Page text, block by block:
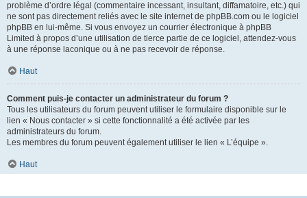
problème d’ordre légal (commentaire incessant, insultant, diffamatoire, etc.) qui
ne sont pas directement reliés avec le site internet de phpBB.com ou le logiciel
phpBB en lui-même. Si vous envoyez un courrier électronique à phpBB
Limited à propos d’une utilisation de tierce partie de ce logiciel, attendez-vous
à une réponse laconique ou à ne pas recevoir de réponse.
Haut
Comment puis-je contacter un administrateur du forum ?
Tous les utilisateurs du forum peuvent utiliser le formulaire disponible sur le
lien « Nous contacter » si cette fonctionnalité a été activée par les
administrateurs du forum.
Les membres du forum peuvent également utiliser le lien « L’équipe ».
Haut